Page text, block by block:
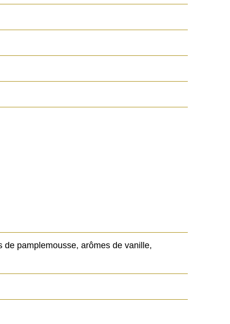
de pamplemousse, arômes de vanille,